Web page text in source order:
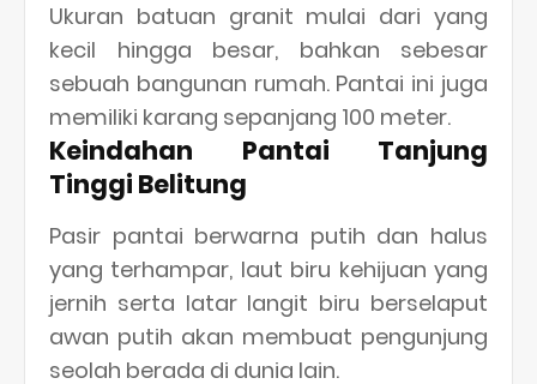
Ukuran batuan granit mulai dari yang
kecil hingga besar, bahkan sebesar
sebuah bangunan rumah. Pantai ini juga
memiliki karang sepanjang 100 meter.
Keindahan Pantai Tanjung
Tinggi Belitung
Pasir pantai berwarna putih dan halus
yang terhampar, laut biru kehijuan yang
jernih serta latar langit biru berselaput
awan putih akan membuat pengunjung
seolah berada di dunia lain.